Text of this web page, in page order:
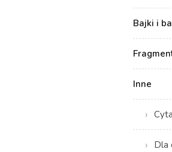
Bajki i
Inne
Dla